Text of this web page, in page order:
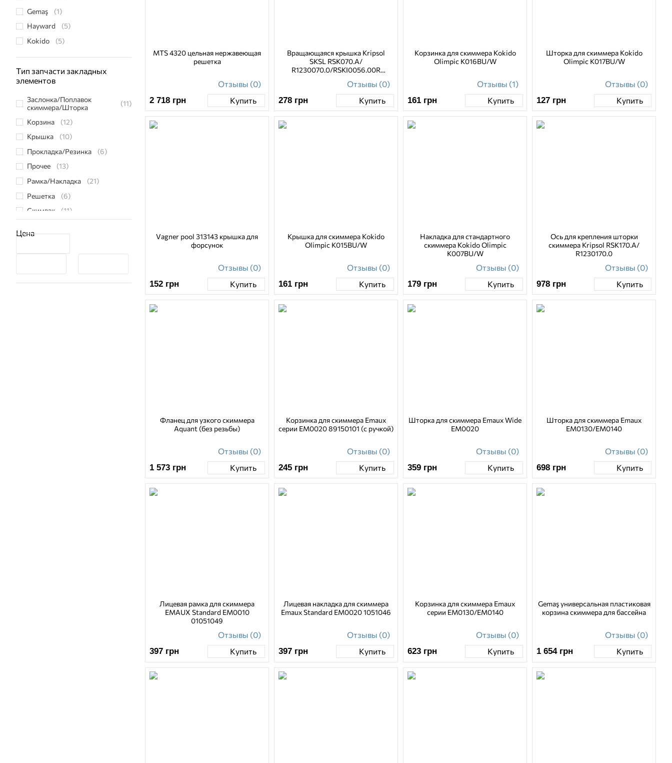
Gemaş
(1)
Hayward
(5)
Kokido
(5)
Kripsol
(21)
MTS Produkte
(27)
Pahlen
(1)
Vagner Pool
(10)
Тип запчасти закладных
элементов
Заслонка/Поплавок
скиммера/Шторка
(11)
Корзина
(12)
Крышка
(10)
Прокладка/Резинка
(6)
Прочее
(13)
Рамка/Накладка
(21)
Решетка
(6)
Скимвак
(11)
Фланец
(12)
Цена
MTS 4320 цельная нержавеющая
решетка
Отзывы (0)
2 718 грн Купить
Вращающаяся крышка Kripsol
SKSL RSK070.A/
R1230070.0/RSKI0056.00R
Отзывы (0)
278 грн Купить
Корзинка для скиммера Kokido
Olimpic K016BU/W
Отзывы (1)
161 грн Купить
Шторка для скиммера Kokido
Olimpic K017BU/W
Отзывы (0)
127 грн Купить
Vagner pool 313143 крышка для
форсунок
Отзывы (0)
152 грн Купить
Крышка для скиммера Kokido
Olimpic K015BU/W
Отзывы (0)
161 грн Купить
Накладка для стандартного
скиммера Kokido Olimpic
K007BU/W
Отзывы (0)
179 грн Купить
Ось для крепления шторки
скиммера Kripsol RSK170.A/
R1230170.0
Отзывы (0)
978 грн Купить
Фланец для узкого скиммера
Aquant (без резьбы)
Отзывы (0)
1 573 грн Купить
Корзинка для скиммера Emaux
серии EM0020 89150101 (с ручкой)
Отзывы (0)
245 грн Купить
Шторка для скиммера Emaux Wide
EM0020
Отзывы (0)
359 грн Купить
Шторка для скиммера Emaux
EM0130/EM0140
Отзывы (0)
698 грн Купить
Лицевая рамка для скиммера
EMAUX Standard EM0010
01051049
Отзывы (0)
397 грн Купить
Лицевая накладка для скиммера
Emaux Standard EM0020 1051046
Отзывы (0)
397 грн Купить
Корзинка для скиммера Emaux
серии EM0130/EM0140
Отзывы (0)
623 грн Купить
Gemaş универсальная пластиковая
корзина скиммера для бассейна
Отзывы (0)
1 654 грн Купить